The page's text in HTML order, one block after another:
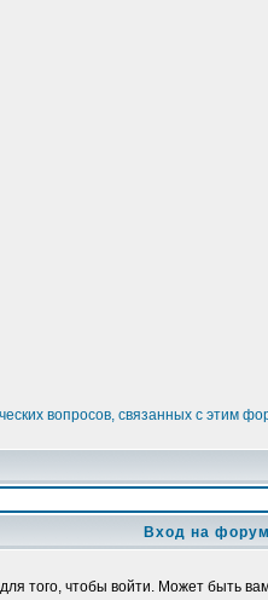
вопросов, связанных с этим
Вход на
того, чтобы войти. Может быть